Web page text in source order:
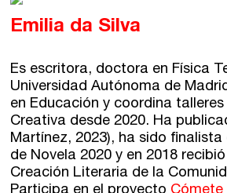
Emilia da Silva
Es escritora, doctora en Física
Universidad Autónoma de
en Educación y coordina
Creativa desde 2020. Ha
Martínez, 2023), ha sido finalista
de Novela 2020 y en 2018
Creación Literaria de la